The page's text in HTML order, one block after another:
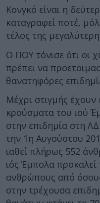
Κονγκό είναι η
καταγραφεί ποτέ,
τέλος της
Ο ΠΟΥ τόνισε ότι οι
πρέπει να
θανατηφόρες
Μέχρι στιγμής έχουν
κρούσματα του ιού
στην επιδημία στη
την 1η Αυγούστου
ιαθεί πλήρως 552
ιός Έμπολα
ανθρώπους από
στην τρέχουσα